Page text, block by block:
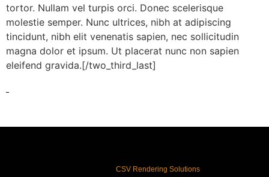
tortor. Nullam vel turpis orci. Donec scelerisque
molestie semper. Nunc ultrices, nibh at adipiscing
tincidunt, nibh elit venenatis sapien, nec sollicitudin
magna dolor et ipsum. Ut placerat nunc non sapien
eleifend gravida.[/two_third_last]
CSV Rendering Solutions